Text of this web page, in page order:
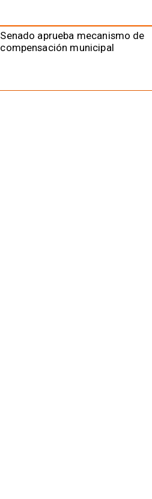
Senado aprueba mecanismo de
compensación municipal